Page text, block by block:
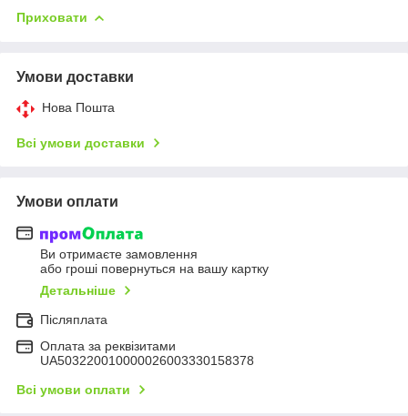
Приховати
Умови доставки
Нова Пошта
Всі умови доставки
Умови оплати
Ви отримаєте замовлення
або гроші повернуться на вашу картку
Детальніше
Післяплата
Оплата за реквізитами
UA503220010000026003330158378
Всі умови оплати